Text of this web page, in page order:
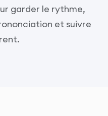
garder le rythme,
et suivre